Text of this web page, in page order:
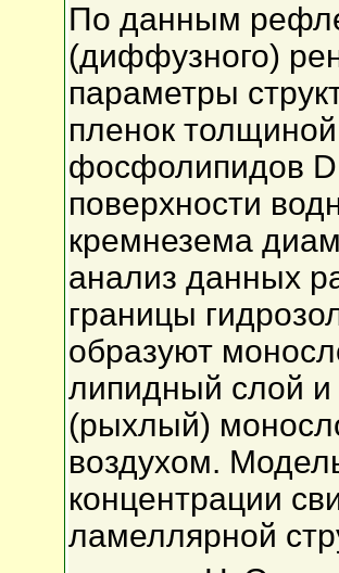
По данным
(диффузного)
параметры
пленок
фосфолипидов
поверхности
кремнезема
анализ данных
границы
образуют
липидный слой
(рыхлый)
воздухом.
концентрации
ламеллярной